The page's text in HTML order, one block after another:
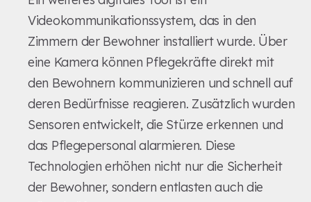
Videokommunikationssystem, das in den
Zimmern der Bewohner installiert wurde. Über
eine Kamera können Pflegekräfte direkt mit
den Bewohnern kommunizieren und schnell auf
deren Bedürfnisse reagieren. Zusätzlich wurden
Sensoren entwickelt, die Stürze erkennen und
das Pflegepersonal alarmieren. Diese
Technologien erhöhen nicht nur die Sicherheit
der Bewohner, sondern entlasten auch die